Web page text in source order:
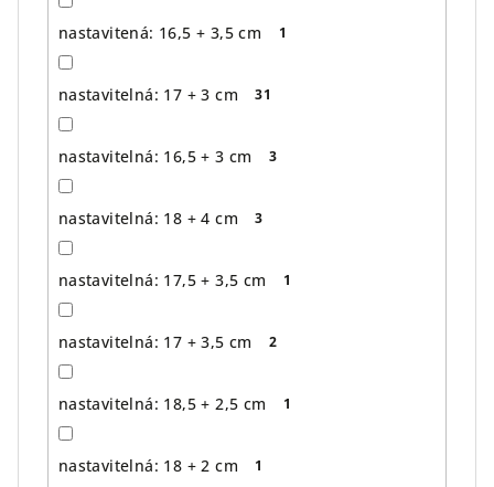
nastavitená: 16,5 + 3,5 cm 1
nastavitelná: 17 + 3 cm 31
nastavitelná: 16,5 + 3 cm 3
nastavitelná: 18 + 4 cm 3
nastavitelná: 17,5 + 3,5 cm 1
nastavitelná: 17 + 3,5 cm 2
nastavitelná: 18,5 + 2,5 cm 1
nastavitelná: 18 + 2 cm 1